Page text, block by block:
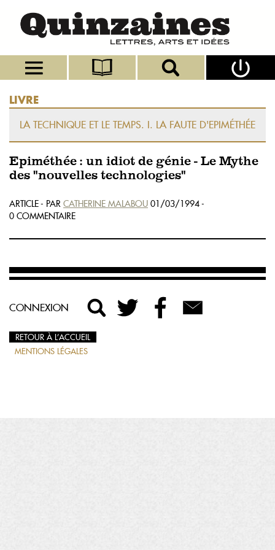
LIVRE
LA TECHNIQUE ET LE TEMPS. I. LA FAUTE D'EPIMÉTHÉE
Epiméthée : un idiot de génie - Le Mythe
des "nouvelles technologies"
ARTICLE - PAR CATHERINE MALABOU 01/03/1994 -
0 COMMENTAIRE
CONNEXION
RETOUR À L’ACCUEIL
MENTIONS LÉGALES